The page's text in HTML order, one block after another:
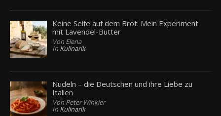
Keine Seife auf dem Brot: Mein Experiment
mit Lavendel-Butter
Von Elena
In Kulinarik
Nudeln – die Deutschen und ihre Liebe zu
Italien
Von Peter Winkler
In Kulinarik